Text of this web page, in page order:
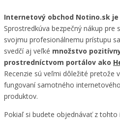
Internetový obchod Notino.sk
Sprostredkúva bezpečný nákup pre
svojmu profesionálnemu prístupu
svedčí aj veľké množstvo
prostredníctvom portálov ako
Recenzie sú veľmi dôležité pretože
fungovaní samotného
produktov.
Pokiaľ si budete objednávať z